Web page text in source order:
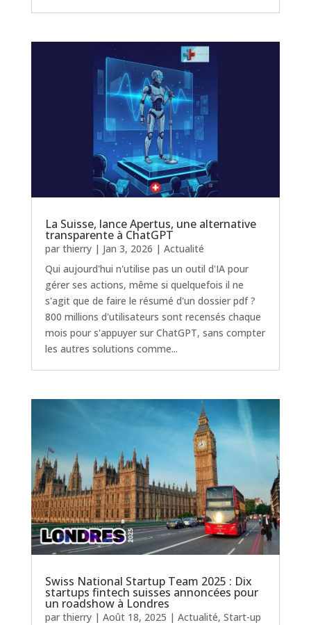
La Suisse, lance Apertus, une alternative
transparente à ChatGPT
par thierry| Jan 3, 2026 | Actualité
Qui aujourd'hui n'utilise pas un outil d'IA pour
gérer ses actions, même si quelquefois il ne
s'agit que de faire le résumé d'un dossier pdf ?
800 millions d'utilisateurs sont recensés chaque
mois pour s'appuyer sur ChatGPT, sans compter
les autres solutions comme...
Swiss National Startup Team 2025 : Dix
startups fintech suisses annoncées pour
un roadshow à Londres
par thierry| Août 18, 2025 | Actualité, Start-up